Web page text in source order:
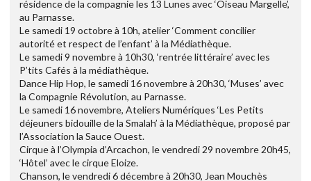
résidence de la compagnie les 13 Lunes avec ‘Oiseau Margelle’,
au Parnasse.
Le samedi 19 octobre à 10h, atelier ‘Comment concilier
autorité et respect de l’enfant’ à la Médiathèque.
Le samedi 9 novembre à 10h30, ‘rentrée littéraire’ avec les
P’tits Cafés à la médiathèque.
Dance Hip Hop, le samedi 16 novembre à 20h30, ‘Muses’ avec
la Compagnie Révolution, au Parnasse.
Le samedi 16 novembre, Ateliers Numériques ‘Les Petits
déjeuners bidouille de la Smalah’ à la Médiathèque, proposé par
l’Association la Sauce Ouest.
Cirque à l’Olympia d’Arcachon, le vendredi 29 novembre 20h45,
‘Hôtel’ avec le cirque Eloize.
Chanson, le vendredi 6 décembre à 20h30, Jean Mouchès